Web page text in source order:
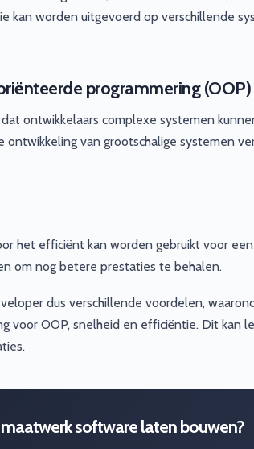
kan worden uitgevoerd op verschillende
programmering (OOP)
ontwikkelaars complexe systemen
van grootschalige systemen
het efficiënt kan worden gebruikt voor
om nog betere prestaties te behalen.
dus verschillende voordelen,
voor OOP, snelheid en efficiëntie. Dit kan
software laten bouwen?